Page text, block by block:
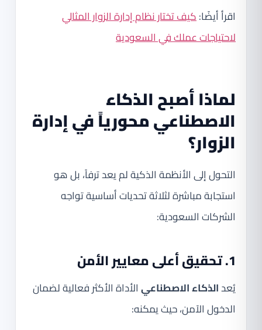
اقرأ أيضًا:كيف تختار نظام إدارة الزوار المثالي
لاحتياجات عملك في السعودية
لماذا أصبح الذكاء
الاصطناعي محورياً في إدارة
الزوار؟
التحول إلى الأنظمة الذكية لم يعد ترفاً، بل هو
استجابة مباشرة لثلاثة تحديات أساسية تواجه
الشركات السعودية:
1. تحقيق أعلى معايير الأمن
يُعدالذكاء الاصطناعيالأداة الأكثر فعالية لضمان
الدخول الآمن، حيث يمكنه: